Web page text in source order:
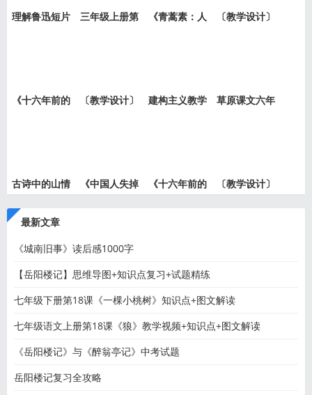
理解鲁迅短片
三年级上册第
《青蒿素：人
〔教学设计〕
《十六年前的
〔教学设计〕
建构主义教学
草原课文六年
古诗中的山情
《中国人失掉
《十六年前的
〔教学设计〕
最新文章
《城南旧事》读后感1000字
【岳阳楼记】思维导图+知识点复习+试题精练
七年级下册第18课《一棵小桃树》知识点+图文解读
七年级语文上册第18课《狼》教学视频+知识点+图文解读
《岳阳楼记》与《醉翁亭记》中考试题
岳阳楼记复习全攻略